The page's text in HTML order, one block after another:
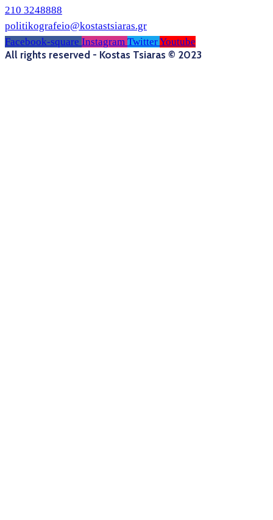
210 3248888
politikografeio@kostastsiaras.gr
Facebook-square Instagram TwitterYoutube
All rights reserved - Kostas Tsiaras © 2023